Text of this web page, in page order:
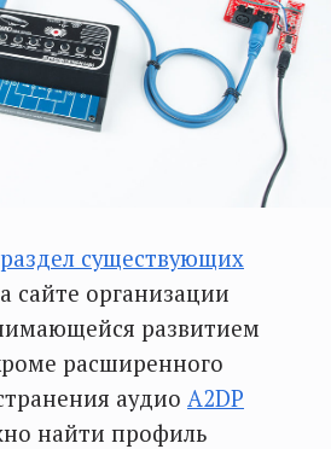
раздел существующих
сайте организации
развитием
расширенного
аудио A2DP
найти профиль